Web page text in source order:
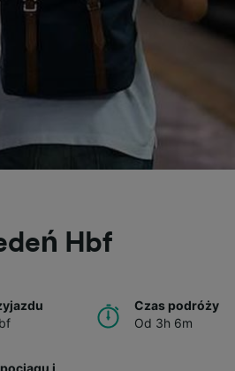
Hbf
Czas podróży
Od 3h 6m
i